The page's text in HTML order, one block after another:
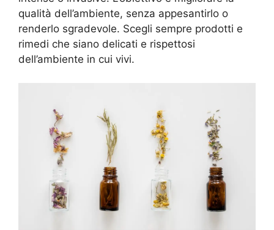
qualità dell’ambiente, senza appesantirlo o
renderlo sgradevole. Scegli sempre prodotti e
rimedi che siano delicati e rispettosi
dell’ambiente in cui vivi.